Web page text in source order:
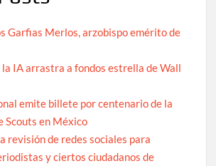
Garfias Merlos, arzobispo emérito de
la IA arrastra a fondos estrella de Wall
emite billete por centenario de la
Scouts en México
revisión de redes sociales para
y ciertos ciudadanos de